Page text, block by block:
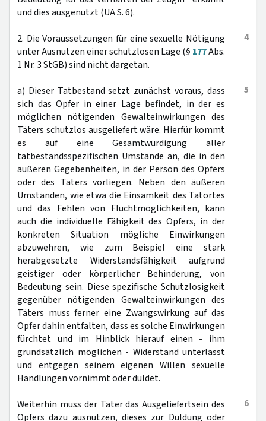
und dies ausgenutzt (UA S. 6).
4
2. Die Voraussetzungen für eine sexuelle Nötigung
unter Ausnutzen einer schutzlosen Lage (§ 177Abs.
1 Nr. 3 StGB) sind nicht dargetan.
5
a) Dieser Tatbestand setzt zunächst voraus, dass
sich das Opfer in einer Lage befindet, in der es
möglichen nötigenden Gewalteinwirkungen des
Täters schutzlos ausgeliefert wäre. Hierfür kommt
es auf eine Gesamtwürdigung aller
tatbestandsspezifischen Umstände an, die in den
äußeren Gegebenheiten, in der Person des Opfers
oder des Täters vorliegen. Neben den äußeren
Umständen, wie etwa die Einsamkeit des Tatortes
und das Fehlen von Fluchtmöglichkeiten, kann
auch die individuelle Fähigkeit des Opfers, in der
konkreten Situation mögliche Einwirkungen
abzuwehren, wie zum Beispiel eine stark
herabgesetzte Widerstandsfähigkeit aufgrund
geistiger oder körperlicher Behinderung, von
Bedeutung sein. Diese spezifische Schutzlosigkeit
gegenüber nötigenden Gewalteinwirkungen des
Täters muss ferner eine Zwangswirkung auf das
Opfer dahin entfalten, dass es solche Einwirkungen
fürchtet und im Hinblick hierauf einen - ihm
grundsätzlich möglichen - Widerstand unterlässt
und entgegen seinem eigenen Willen sexuelle
Handlungen vornimmt oder duldet.
6
Weiterhin muss der Täter das Ausgeliefertsein des
Opfers dazu ausnutzen, dieses zur Duldung oder